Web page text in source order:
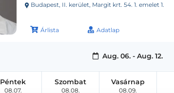
Budapest, II. kerület, Margit krt. 54. 1. emelet 1.
Árlista Adatlap
Aug. 06. - Aug. 12.
Péntek
08.07.
Szombat
08.08.
Vasárnap
08.09.